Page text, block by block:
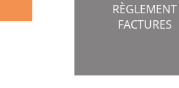
RÈGLEMENT
FACTURES